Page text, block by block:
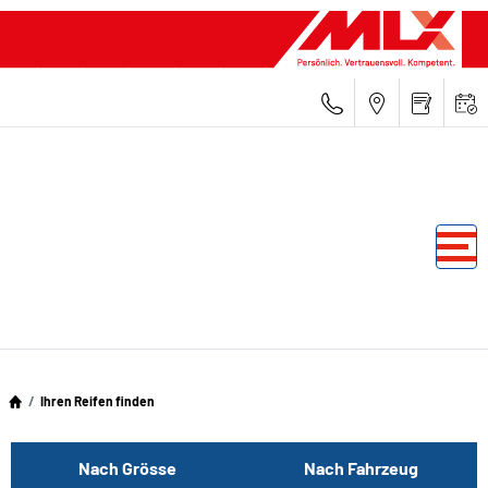
Ihren Reifen finden
Nach Grösse Nach Fahrzeug